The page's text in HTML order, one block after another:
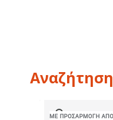
Αναζήτηση